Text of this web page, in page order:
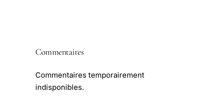
Commentaires
Commentaires temporairement
indisponibles.